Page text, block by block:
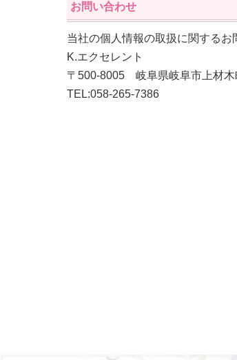
お問い合わせ
当社の個人情報の取扱に関するお
K.エクセレント
〒500-8005 岐阜県岐阜市上材木
TEL:058-265-7386